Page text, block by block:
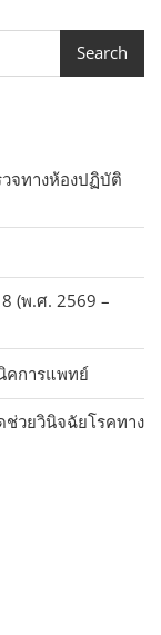
Search
จทางห้องปฏิบัติ
(พ.ศ. 2569 –
คการแพทย์
ช่วยวินิจฉัยโรคทาง